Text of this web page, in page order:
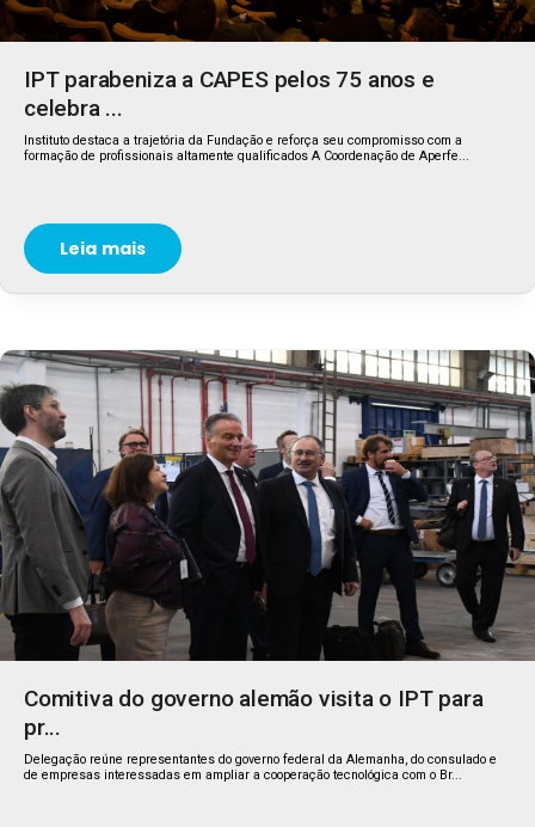
IPT parabeniza a CAPES pelos 75 anos e
celebra ...
Instituto destaca a trajetória da Fundação e reforça seu compromisso com a
formação de profissionais altamente qualificados A Coordenação de Aperfe...
Leia mais
Comitiva do governo alemão visita o IPT para
pr...
Delegação reúne representantes do governo federal da Alemanha, do consulado e
de empresas interessadas em ampliar a cooperação tecnológica com o Br...